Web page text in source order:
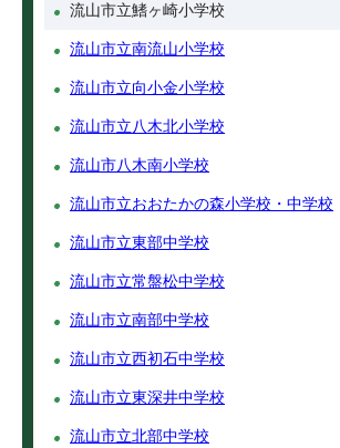
流山市立鰭ヶ崎小学校
流山市立南流山小学校
流山市立向小金小学校
流山市立八木北小学校
流山市八木南小学校
流山市立おおたかの森小学校・中学校
流山市立東部中学校
流山市立常盤松中学校
流山市立南部中学校
流山市立西初石中学校
流山市立東深井中学校
流山市立北部中学校